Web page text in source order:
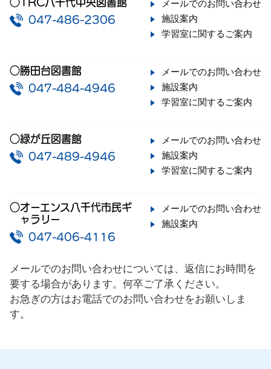
○TRC八千代中央図書館
047-486-2306
メールでのお問い合わせ
施設案内
学習室に関するご案内
○勝田台図書館
047-484-4946
メールでのお問い合わせ
施設案内
学習室に関するご案内
○緑が丘図書館
047-489-4946
メールでのお問い合わせ
施設案内
学習室に関するご案内
○オーエンス八千代市民ギ
ャラリー
047-406-4116
メールでのお問い合わせ
施設案内
メールでのお問い合わせについては、返信にお時間を
要する場合があります。何卒ご了承ください。
お急ぎの方はお電話でのお問い合わせをお願いしま
す。